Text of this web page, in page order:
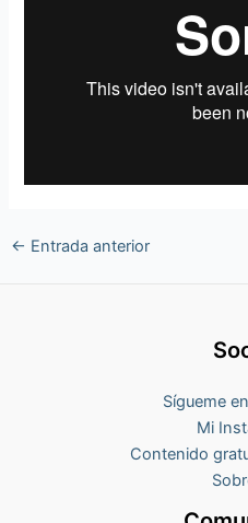
← Entrada anterior
Sígueme
Mi
Contenido